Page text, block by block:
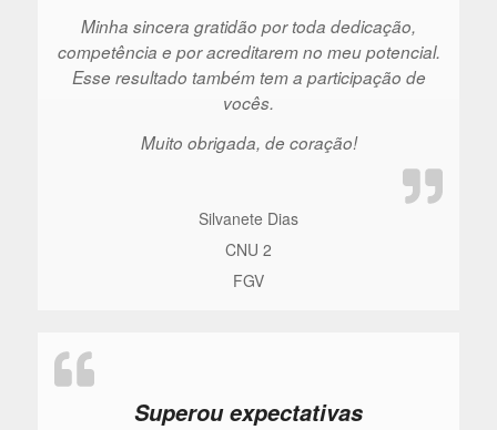
Minha sincera gratidão por toda dedicação,
competência e por acreditarem no meu potencial.
Esse resultado também tem a participação de
vocês.
Muito obrigada, de coração!
Silvanete Dias
CNU 2
FGV
Superou expectativas